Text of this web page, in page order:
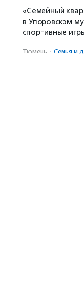
«Семейный
в Упоровском
спортивные
Тюмень · Семья и